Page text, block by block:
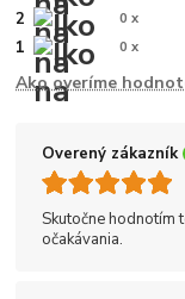
2 0 x
1 0 x
Ako overíme
Overený zákazník
Skutočne hodnotím
očakávania.